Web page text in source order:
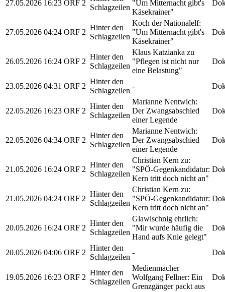
27.05.2026 16:23 ORF 2
Schlagzeilen
"Um Mitternacht gibt's
Käsekrainer"
27.05.2026 04:24 ORF 2
Hinter den
Schlagzeilen
Koch der Nationalelf:
"Um Mitternacht gibt's
Käsekrainer"
26.05.2026 16:24 ORF 2
Hinter den
Schlagzeilen
Klaus Katzianka zu
"Pflegen ist nicht nur
eine Belastung"
23.05.2026 04:31 ORF 2
Hinter den
Schlagzeilen
-
22.05.2026 16:23 ORF 2
Hinter den
Schlagzeilen
Marianne Nentwich:
Der Zwangsabschied
einer Legende
22.05.2026 04:34 ORF 2
Hinter den
Schlagzeilen
Marianne Nentwich:
Der Zwangsabschied
einer Legende
21.05.2026 16:24 ORF 2
Hinter den
Schlagzeilen
Christian Kern zu:
"SPÖ-Gegenkandidatur:
Kern tritt doch nicht an"
21.05.2026 04:24 ORF 2
Hinter den
Schlagzeilen
Christian Kern zu:
"SPÖ-Gegenkandidatur:
Kern tritt doch nicht an"
20.05.2026 16:24 ORF 2
Hinter den
Schlagzeilen
Glawischnig ehrlich:
"Mir wurde häufig die
Hand aufs Knie gelegt"
20.05.2026 04:06 ORF 2
Hinter den
Schlagzeilen
-
19.05.2026 16:23 ORF 2
Hinter den
Schlagzeilen
Medienmacher
Wolfgang Fellner: Ein
Grenzgänger packt aus